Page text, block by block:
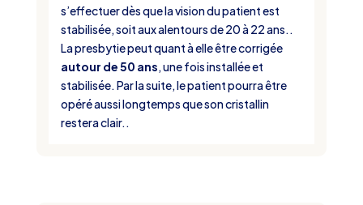
s’effectuer dès que la vision du patient est
stabilisée, soit aux alentours de 20 à 22 ans..
La presbytie peut quant à elle être corrigée
autour de 50 ans, une fois installée et
stabilisée. Par la suite, le patient pourra être
opéré aussi longtemps que son cristallin
restera clair..